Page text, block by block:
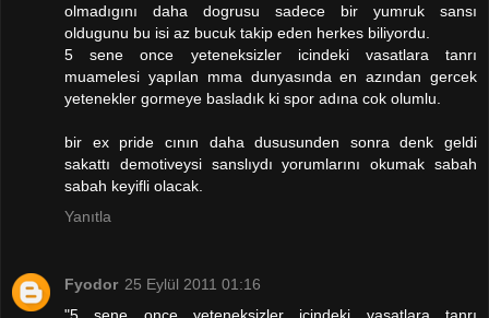
olmadıgını daha dogrusu sadece bir yumruk sansı
oldugunu bu isi az bucuk takip eden herkes biliyordu.
5 sene once yeteneksizler icindeki vasatlara tanrı
muamelesi yapılan mma dunyasında en azından gercek
yetenekler gormeye basladık ki spor adına cok olumlu.
bir ex pride cının daha dususunden sonra denk geldi
sakattı demotiveysi sanslıydı yorumlarını okumak sabah
sabah keyifli olacak.
Yanıtla
Fyodor 25 Eylül 2011 01:16
"5 sene once yeteneksizler icindeki vasatlara tanrı